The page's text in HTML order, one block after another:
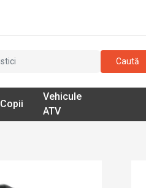
Caută
Copii
Vehicule
ATV